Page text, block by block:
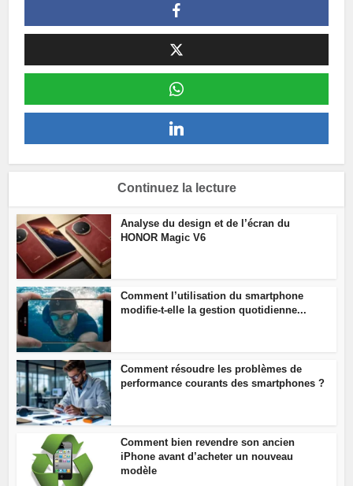
Continuez la lecture
Analyse du design et de l’écran du
HONOR Magic V6
Comment l’utilisation du smartphone
modifie-t-elle la gestion quotidienne...
Comment résoudre les problèmes de
performance courants des smartphones ?
Comment bien revendre son ancien
iPhone avant d’acheter un nouveau
modèle